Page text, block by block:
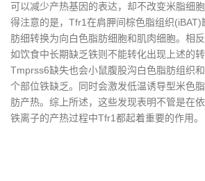
可以减少产热基因的表达，却不改变米脂细
得注意的是，Tfr1在肩胛间棕色脂组织
肪细转换为向白色脂肪细胞和肌肉细胞。相
如饮食中长期缺乏铁则不能转化出现上述的
Tmprss6缺失也会小鼠腹股沟白色脂肪组织
个部位铁缺乏。同时会激发低温诱导型米色
肪产热。综上所述，这些发现表明不管是在
铁离子的产热过程中Tfr1都起着重要的作用。